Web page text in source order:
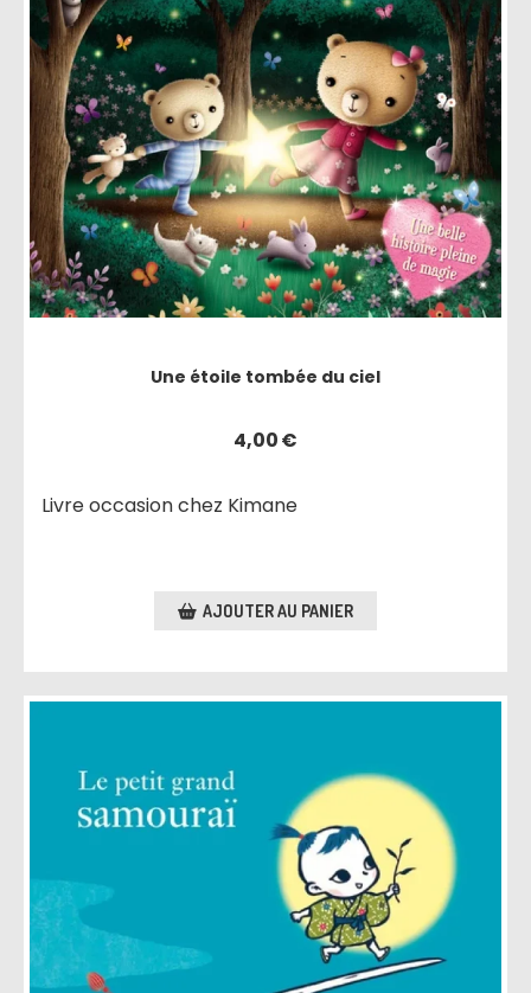
Une étoile tombée du ciel
4,00€
Livre occasion chez Kimane
AJOUTER AU PANIER